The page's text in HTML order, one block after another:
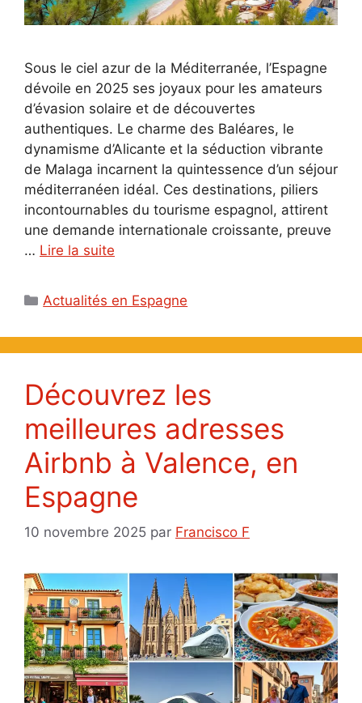
Sous le ciel azur de la Méditerranée, l’Espagne
dévoile en 2025 ses joyaux pour les amateurs
d’évasion solaire et de découvertes
authentiques. Le charme des Baléares, le
dynamisme d’Alicante et la séduction vibrante
de Malaga incarnent la quintessence d’un séjour
méditerranéen idéal. Ces destinations, piliers
incontournables du tourisme espagnol, attirent
une demande internationale croissante, preuve
… Lire la suite
Catégories
Actualités en Espagne
Découvrez les
meilleures adresses
Airbnb à Valence, en
Espagne
10 novembre 2025 par Francisco F